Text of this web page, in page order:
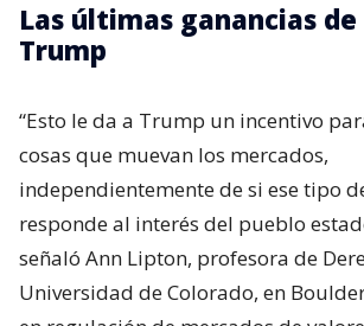
Las últimas ganancias de
Trump
“Esto le da a Trump un incentivo
cosas que muevan los mercados,
independientemente de si ese tipo
responde al interés del pueblo
señaló Ann Lipton, profesora de
Universidad de Colorado, en